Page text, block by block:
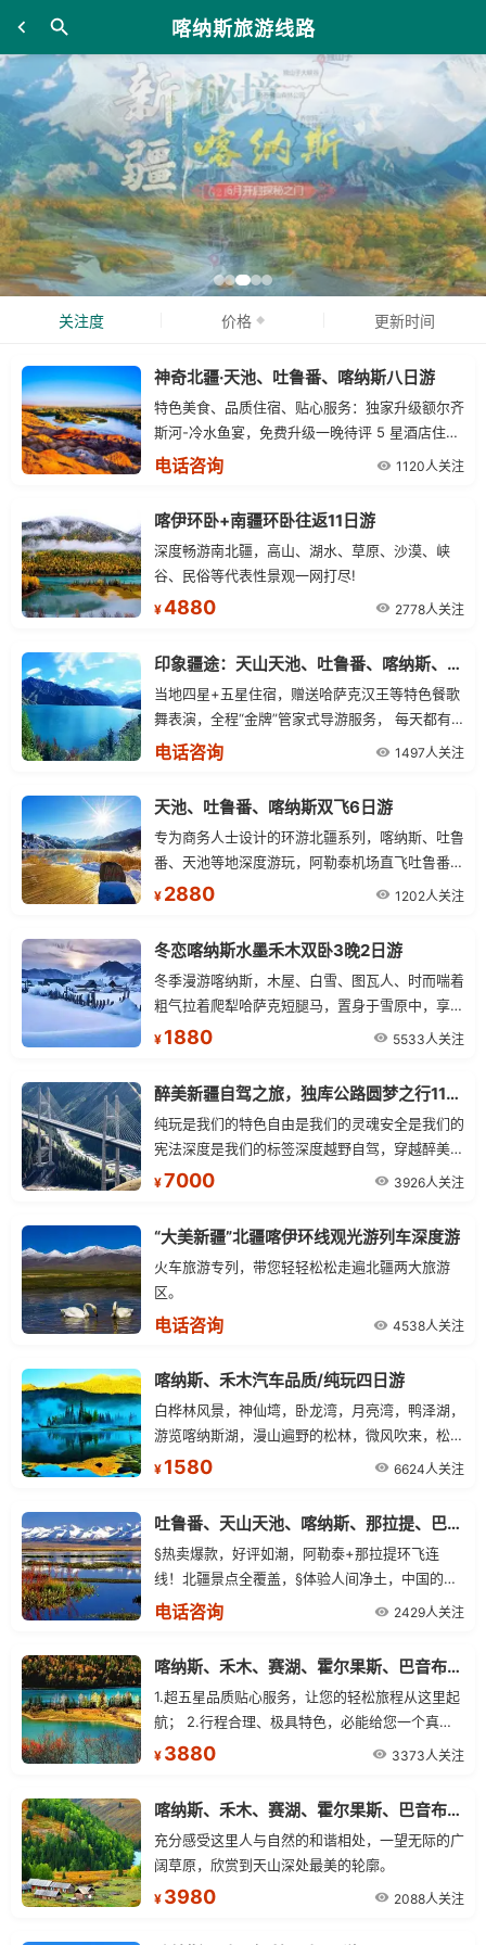
喀纳斯旅游线路
关注度 价格 更新时间
神奇北疆·天池、吐鲁番、喀纳斯八日游
特色美食、品质住宿、贴心服务：独家升级额尔齐
斯河-冷水鱼宴，免费升级一晚待评 5 星酒店住
宿，实力金牌导游带领讲解，每人每天一瓶矿泉
电话咨询 1120人关注
喀伊环卧+南疆环卧往返11日游
深度畅游南北疆，高山、湖水、草原、沙漠、峡
谷、民俗等代表性景观一网打尽!
¥4880 2778人关注
印象疆途：天山天池、吐鲁番、喀纳斯、白沙湖8日游
当地四星+五星住宿，赠送哈萨克汉王等特色餐歌
舞表演，全程“金牌”管家式导游服务， 每天都有
不同的景色，赠送新疆特色礼品一份。
电话咨询 1497人关注
天池、吐鲁番、喀纳斯双飞6日游
专为商务人士设计的环游北疆系列，喀纳斯、吐鲁
番、天池等地深度游玩，阿勒泰机场直飞吐鲁番，
匪夷所思的安排，货真价实的景点，不走一步回头
感受当地的民族风情。
¥ 2880 1202人关注
冬恋喀纳斯水墨禾木双卧3晚2日游
冬季漫游喀纳斯，木屋、白雪、图瓦人、时而喘着
粗气拉着爬犁哈萨克短腿马，置身于雪原中，享受
冬日温暖与宁静。。。登哈登观景平台纵览禾木村
奇幻景致。
¥ 1880 5533人关注
醉美新疆自驾之旅，独库公路圆梦之行11日行程
纯玩是我们的特色自由是我们的灵魂安全是我们的
宪法深度是我们的标签深度越野自驾，穿越醉美天
山独库公路，北疆大环线经典线路
¥7000 3926人关注
“大美新疆”北疆喀伊环线观光游列车深度游
火车旅游专列，带您轻轻松松走遍北疆两大旅游
区。
电话咨询 4538人关注
喀纳斯、禾木汽车品质/纯玩四日游
白桦林风景，神仙塆，卧龙湾，月亮湾，鸭泽湖，
游览喀纳斯湖，漫山遍野的松林，微风吹来，松涛
阵阵。
¥ 1580 6624人关注
吐鲁番、天山天池、喀纳斯、那拉提、巴音布鲁克9日疆内环飞阿勒泰进
§热卖爆款，好评如潮，阿勒泰+那拉提环飞连
线！北疆景点全覆盖，§体验人间净土，中国的北
欧风光喀纳斯湖景区§7晚三星标准酒店§赏薰衣
电话咨询 2429人关注
喀纳斯、禾木、赛湖、霍尔果斯、巴音布鲁克、那拉提双卧环线8日游
1.超五星品质贴心服务，让您的轻松旅程从这里起
航； 2.行程合理、极具特色，必能给您一个真正
的美妙假期； 3.专业+品质+服务，集团品质，值
¥ 3880 3373人关注
喀纳斯、禾木、赛湖、霍尔果斯、巴音布鲁克、那拉提双卧环线8日游
充分感受这里人与自然的和谐相处，一望无际的广
阔草原，欣赏到天山深处最美的轮廓。
¥ 3980 2088人关注